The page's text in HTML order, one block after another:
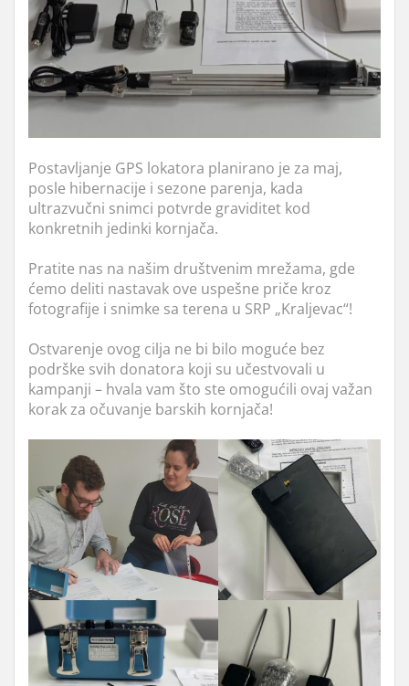
Postavljanje GPS lokatora planirano je za maj,
posle hibernacije i sezone parenja, kada
ultrazvučni snimci potvrde graviditet kod
konkretnih jedinki kornjača.
Pratite nas na našim društvenim mrežama, gde
ćemo deliti nastavak ove uspešne priče kroz
fotografije i snimke sa terena u SRP „Kraljevac“!
Ostvarenje ovog cilja ne bi bilo moguće bez
podrške svih donatora koji su učestvovali u
kampanji – hvala vam što ste omogućili ovaj važan
korak za očuvanje barskih kornjača!